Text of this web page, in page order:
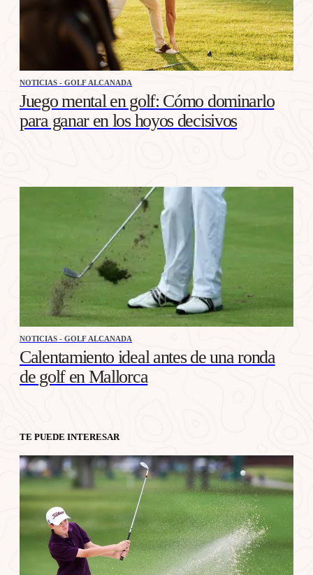
NOTICIAS - GOLF ALCANADA
Juego mental en golf: Cómo dominarlo
para ganar en los hoyos decisivos
NOTICIAS - GOLF ALCANADA
Calentamiento ideal antes de una ronda
de golf en Mallorca
TE PUEDE INTERESAR